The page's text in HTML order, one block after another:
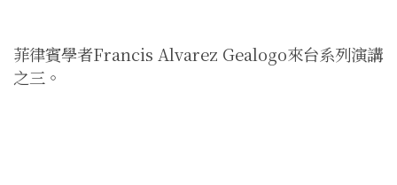
菲律賓學者Francis Alvarez Gealogo來台系列演講
之三。